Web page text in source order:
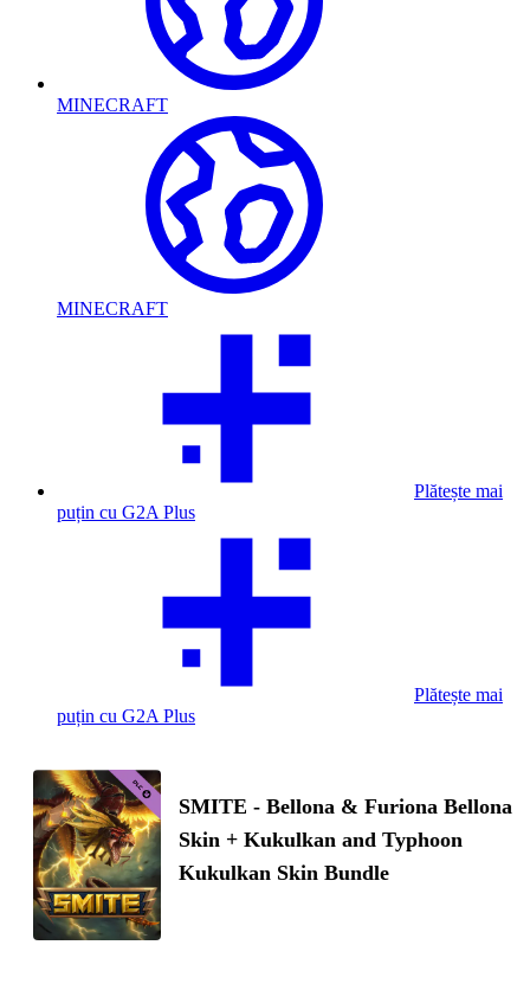
MINECRAFT
MINECRAFT
Plătește mai
puțin cu G2A Plus
Plătește mai
puțin cu G2A Plus
SMITE - Bellona & Furiona Bellona
Skin + Kukulkan and Typhoon
Kukulkan Skin Bundle